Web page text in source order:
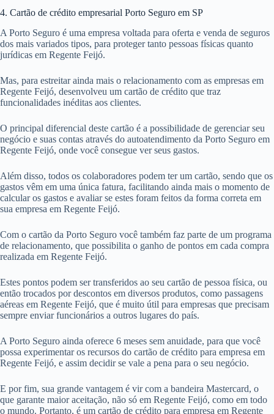
4. Cartão de crédito empresarial Porto Seguro em SP
A Porto Seguro é uma empresa voltada para oferta e venda de seguros
dos mais variados tipos, para proteger tanto pessoas físicas quanto
jurídicas em Regente Feijó.
Mas, para estreitar ainda mais o relacionamento com as empresas em
Regente Feijó, desenvolveu um cartão de crédito que traz
funcionalidades inéditas aos clientes.
O principal diferencial deste cartão é a possibilidade de gerenciar seu
negócio e suas contas através do autoatendimento da Porto Seguro em
Regente Feijó, onde você consegue ver seus gastos.
Além disso, todos os colaboradores podem ter um cartão, sendo que os
gastos vêm em uma única fatura, facilitando ainda mais o momento de
calcular os gastos e avaliar se estes foram feitos da forma correta em
sua empresa em Regente Feijó.
Com o cartão da Porto Seguro você também faz parte de um programa
de relacionamento, que possibilita o ganho de pontos em cada compra
realizada em Regente Feijó.
Estes pontos podem ser transferidos ao seu cartão de pessoa física, ou
então trocados por descontos em diversos produtos, como passagens
aéreas em Regente Feijó, que é muito útil para empresas que precisam
sempre enviar funcionários a outros lugares do país.
A Porto Seguro ainda oferece 6 meses sem anuidade, para que você
possa experimentar os recursos do cartão de crédito para empresa em
Regente Feijó, e assim decidir se vale a pena para o seu negócio.
E por fim, sua grande vantagem é vir com a bandeira Mastercard, o
que garante maior aceitação, não só em Regente Feijó, como em todo
o mundo. Portanto, é um cartão de crédito para empresa em Regente